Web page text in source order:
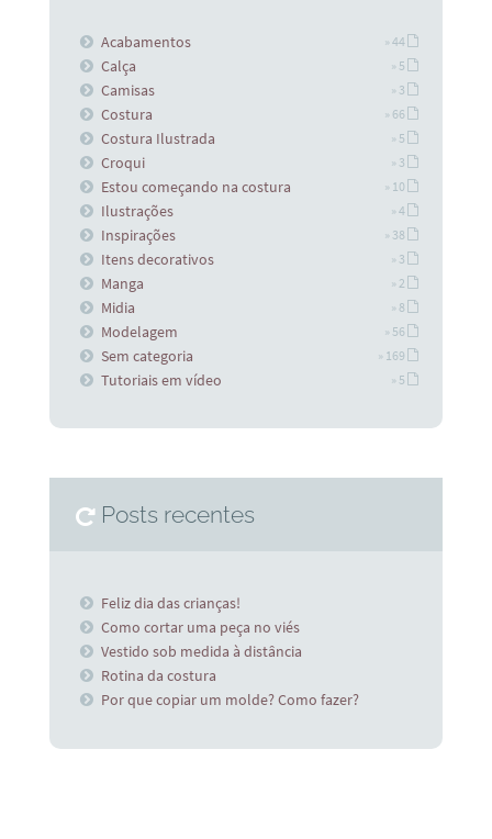
Acabamentos » 44
Calça » 5
Camisas » 3
Costura » 66
Costura Ilustrada » 5
Croqui » 3
Estou começando na costura » 10
Ilustrações » 4
Inspirações » 38
Itens decorativos » 3
Manga » 2
Midia » 8
Modelagem » 56
Sem categoria » 169
Tutoriais em vídeo » 5
Posts recentes
Feliz dia das crianças!
Como cortar uma peça no viés
Vestido sob medida à distância
Rotina da costura
Por que copiar um molde? Como fazer?